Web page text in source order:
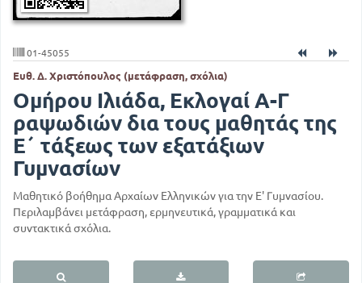
01-45055
Ευθ. Δ. Χριστόπουλος (μετάφραση, σχόλια)
Ομήρου Ιλιάδα, Εκλογαί Α-Γ
ραψωδιών δια τους μαθητάς της
Ε΄ τάξεως των εξατάξιων
Γυμνασίων
Μαθητικό βοήθημα Αρχαίων Ελληνικών για την Ε' Γυμνασίου.
Περιλαμβάνει μετάφραση, ερμηνευτικά, γραμματικά και
συντακτικά σχόλια.